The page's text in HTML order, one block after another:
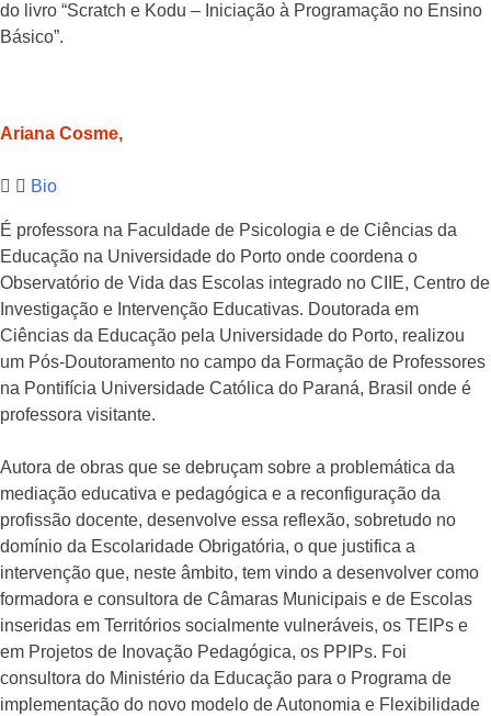
do livro “Scratch e Kodu – Iniciação à Programação no Ensino
Básico”.
Ariana Cosme,
Bio
É professora na Faculdade de Psicologia e de Ciências da
Educação na Universidade do Porto onde coordena o
Observatório de Vida das Escolas integrado no CIIE, Centro de
Investigação e Intervenção Educativas. Doutorada em
Ciências da Educação pela Universidade do Porto, realizou
um Pós-Doutoramento no campo da Formação de Professores
na Pontifícia Universidade Católica do Paraná, Brasil onde é
professora visitante.
Autora de obras que se debruçam sobre a problemática da
mediação educativa e pedagógica e a reconfiguração da
profissão docente, desenvolve essa reflexão, sobretudo no
domínio da Escolaridade Obrigatória, o que justifica a
intervenção que, neste âmbito, tem vindo a desenvolver como
formadora e consultora de Câmaras Municipais e de Escolas
inseridas em Territórios socialmente vulneráveis, os TEIPs e
em Projetos de Inovação Pedagógica, os PPIPs. Foi
consultora do Ministério da Educação para o Programa de
implementação do novo modelo de Autonomia e Flexibilidade